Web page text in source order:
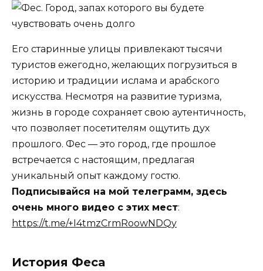
Его старинные улицы привлекают тысячи
туристов ежегодно, желающих погрузиться в
историю и традиции ислама и арабского
искусства. Несмотря на развитие туризма,
жизнь в городе сохраняет свою аутентичность,
что позволяет посетителям ощутить дух
прошлого. Фес — это город, где прошлое
встречается с настоящим, предлагая
уникальный опыт каждому гостю.
Подписывайся на мой телеграмм, здесь
очень много видео с этих мест:
https://t.me/+I4tmzCrmRoowNDQy
История Феса